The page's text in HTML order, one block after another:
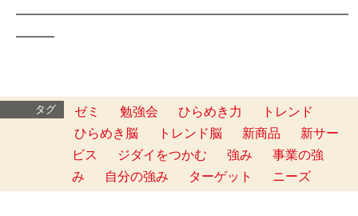
━━━━━━━━━━━━━━━━━━━━━━━━━━
━━━
タグ ゼミ 勉強会 ひらめき力
トレンド
ひらめき脳
トレンド脳 新商品
新サー
ビス
ジダイをつかむ 強み
事業の強
み
自分の強み ターゲット ニーズ